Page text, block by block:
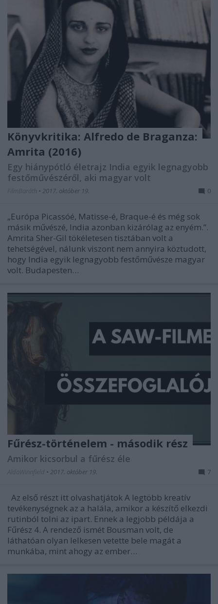
Könyvkritika: Alfredo de Braganza:
Amrita (2016)
Egy hiánypótló életrajz India egyik legnagyobb
festőművészéről, aki magyar volt
• 2017. október 19. 0
„Európa Picassóé, Matisse-é, Braque-é és még sok
másik művészé, India azonban kizárólag az enyém.”.
Amrita Sher-Gil tökéletesen tisztában volt a
tehetségével, nálunk viszont nem annyira köztudott,
hogy India egyik legnagyobb festőművésze magyar
volt. Budapesten…
Fűrész-történelem - második rész
Amikor kicsorbul a fűrész éle
• 2017. október 19. 7
Az első részt itt olvashatjátok A legtöbb kreatív
tevékenységnek az a halála, amikor a készítő elkezdi
rutinból tolni az ipart. Ennek a legjobb példája a
Fűrész 4. A rendező ismét Bousman volt, de
láthatóan olyan lelkesen vetette bele magát a
munkába, mint ahogy az ember…